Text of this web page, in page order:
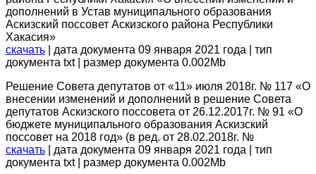
дополнений в Устав муниципального образования
Аскизский поссовет Аскизского района Республики
Хакасия»
скачать | дата документа 09 января 2021 года | тип
документа txt | размер документа 0.002Mb
Решение Совета депутатов от «11» июля 2018г. № 117 «О
внесении изменений и дополнений в решение Совета
депутатов Аскизского поссовета от 26.12.2017г. № 91 «О
бюджете муниципального образования Аскизский
поссовет на 2018 год» (в ред. от 28.02.2018г. №
скачать | дата документа 09 января 2021 года | тип
документа txt | размер документа 0.002Mb